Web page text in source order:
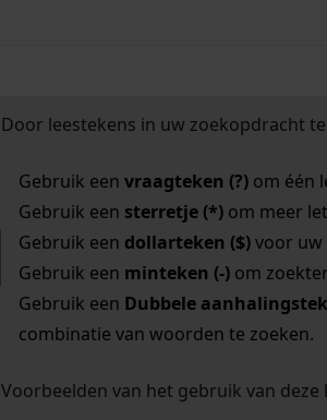
Door leestekens in uw zoekopdracht
Gebruik een vraagteken (?)om één
Gebruik een sterretje (*)om meer
Gebruik een dollarteken ($)voor uw
Gebruik een minteken (-)om
Gebruik een Dubbele
combinatie van woorden te zoeken.
Voorbeelden van het gebruik van